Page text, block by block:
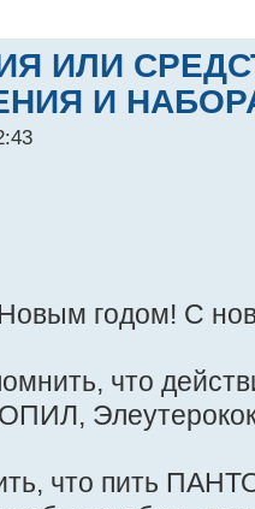
ИЛИ
И
годом! С
что
что пить